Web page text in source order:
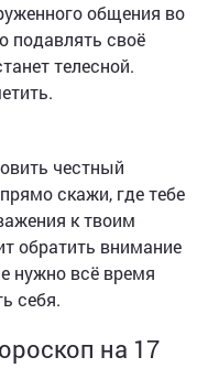
общения во
подавлять своё
телесной.
честный
скажи, где тебе
к твоим
обратить внимание
нужно всё время
себя.
на 17